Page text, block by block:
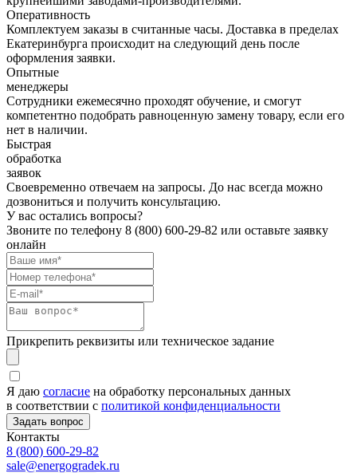
Оперативность
Комплектуем заказы в считанные часы. Доставка в пределах
Екатеринбурга происходит на следующий день после
оформления заявки.
Опытные
менеджеры
Сотрудники ежемесячно проходят обучение, и смогут
компетентно подобрать равноценную замену товару, если его
нет в наличии.
Быстрая
обработка
заявок
Своевременно отвечаем на запросы. До нас всегда можно
дозвониться и получить консультацию.
У вас остались вопросы?
Звоните по телефону 8 (800) 600-29-82 или оставьте заявку
онлайн
Прикрепить реквизиты или техническое задание
Я даю согласие на обработку персональных данных
в соответствии с политикой конфиденциальности
Контакты
8 (800) 600-29-82
sale@energogradek.ru